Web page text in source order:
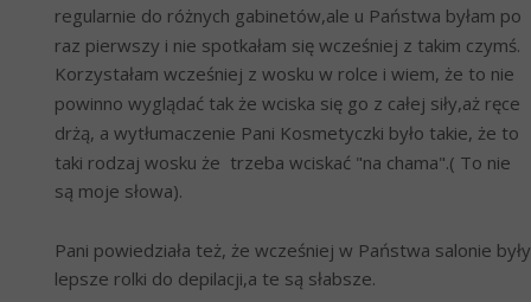
regularnie do różnych gabinetów,ale u Państwa byłam po
raz pierwszy i nie spotkałam się wcześniej z takim czymś.
Korzystałam wcześniej z wosku w rolce i wiem, że to nie
powinno wyglądać tak że wciska się go z całej siły,aż ręce
drżą, a wytłumaczenie Pani Kosmetyczki było takie, że to
taki rodzaj wosku że  trzeba wciskać "na chama".( To nie
są moje słowa).
Pani powiedziała też, że wcześniej w Państwa salonie były
lepsze rolki do depilacji,a te są słabsze.